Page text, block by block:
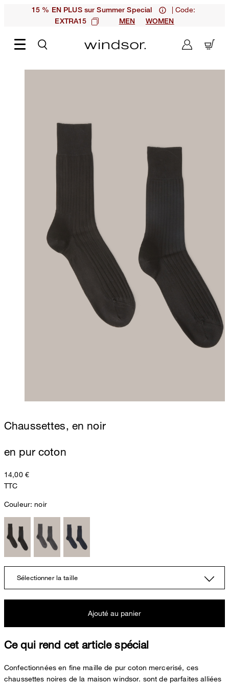
15 % EN PLUS sur Summer Special | Code:
EXTRA15 MEN WOMEN
Chaussettes, en noir
en pur coton
14,00 €
TTC
Couleur:noir
Sélectionner la taille
Ajouté au panier
Ce qui rend cet article spécial
Confectionnées en fine maille de pur coton mercerisé, ces
chaussettes noires de la maison windsor. sont de parfaites alliées